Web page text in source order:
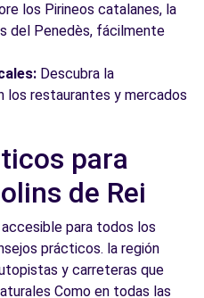
los Pirineos catalanes, la
del Penedès, fácilmente
Descubra la
los restaurantes y mercados
para
de Rei
para todos los
prácticos. la región
y carreteras que
Como en todas las